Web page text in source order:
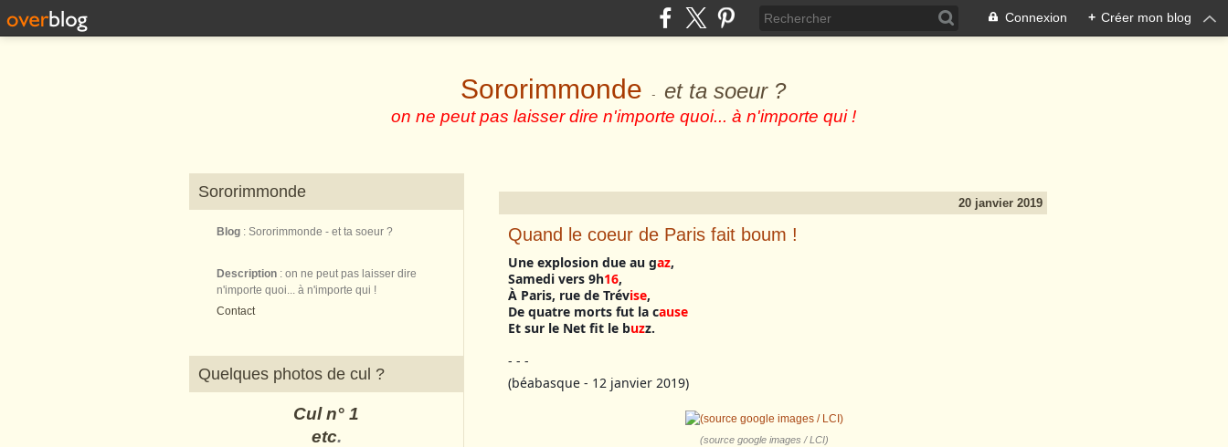
Connexion + Créer mon blog
Sororimmonde - et ta soeur ?
on ne peut pas laisser dire n'importe quoi... à n'importe qui !
Sororimmonde
Blog : Sororimmonde - et ta soeur ?
Description : on ne peut pas laisser dire
n'importe quoi... à n'importe qui !
Contact
Quelques photos de cul ?
Cul n° 1
etc.
20 janvier 2019
Quand le coeur de Paris fait boum !
Une explosion due au gaz,
Samedi vers 9h16,
À Paris, rue de Trévise,
De quatre morts fut la cause
Et sur le Net fit le buzz.
- - -
(béabasque - 12 janvier 2019)
(source google images / LCI)